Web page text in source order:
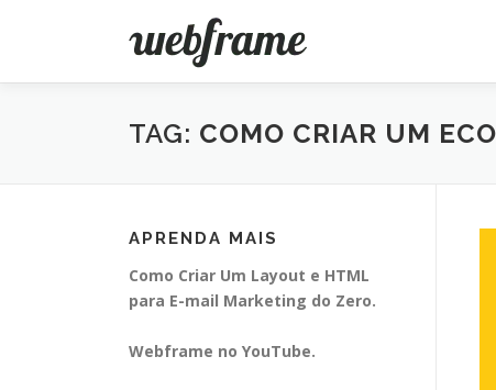
conteúdo
TAG: COMO CRIAR UM
APRENDA MAIS
Como Criar Um Layout e HTML
para E-mail Marketing do Zero.
Webframe no YouTube.